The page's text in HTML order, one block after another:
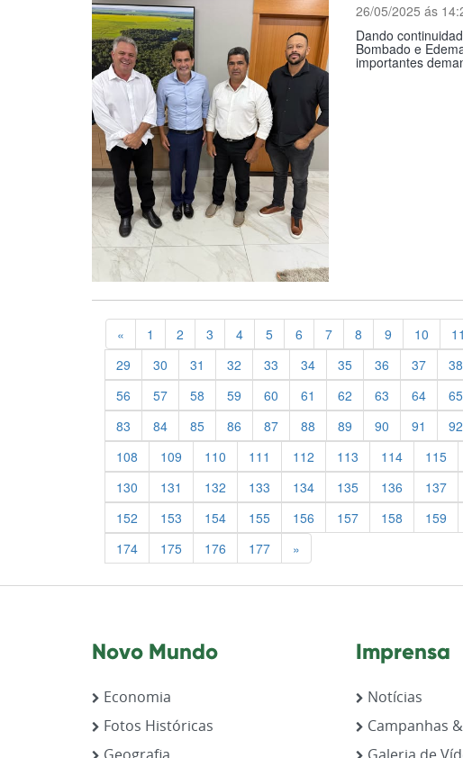
26/05/2025 ás
Dando
Bombado e
importantes
« Previous
1 2 3 4 5 6 7 8 9 10 11
29
30 31 32 33 34 35 36 37 38
56
57 58 59 60 61 62 63 64 65
83
84 85 86 87 88 89 90 91 92
108
109 110 111 112 113 114 115
130
131 132 133 134 135 136 137
152
153 154 155 156 157 158 159
174
175 176 177 »
Novo Mundo
Economia
Fotos Históricas
Geografia
Imprensa
Notícias
Campanhas
Galeria de